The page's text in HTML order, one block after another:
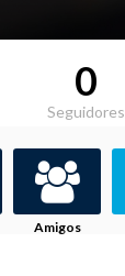
0
Seguidores
Amigos